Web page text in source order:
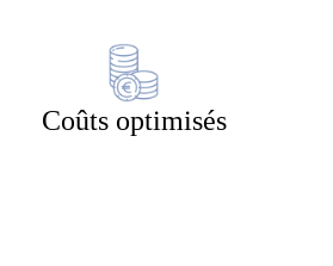
Coûts optimisés